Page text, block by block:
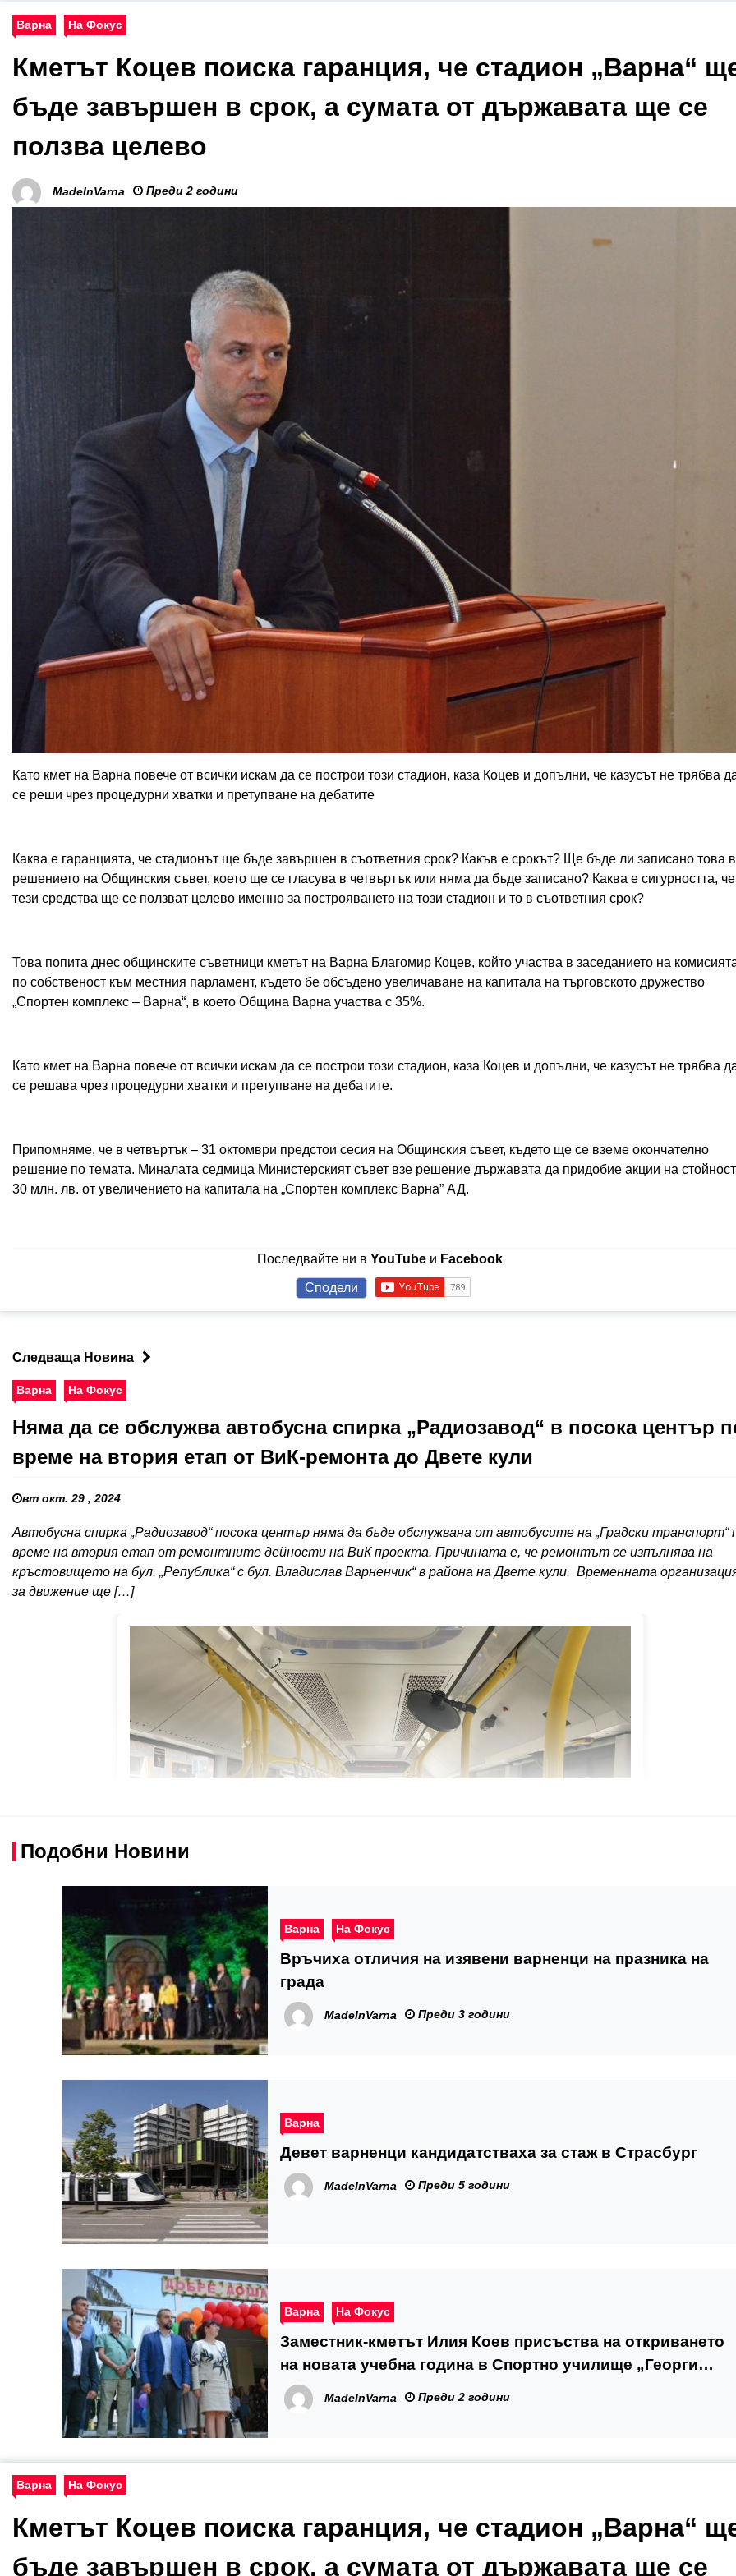
Варна На Фокус
Кметът Коцев поиска гаранция, че стадион „Варна“
бъде завършен в срок, а сумата от държавата ще се
ползва целево
MadeInVarna Преди 2 години
Като кмет на Варна повече от всички искам да се построи този стадион, каза Коцев и допълни, че казусът не трябва
се реши чрез процедурни хватки и претупване на дебатите
Каква е гаранцията, че стадионът ще бъде завършен в съответния срок? Какъв е срокът? Ще бъде ли записано това в
решението на Общинския съвет, което ще се гласува в четвъртък или няма да бъде записано? Каква е сигурността, че
тези средства ще се ползват целево именно за построяването на този стадион и то в съответния срок?
Това попита днес общинските съветници кметът на Варна Благомир Коцев, който участва в заседанието на
по собственост към местния парламент, където бе обсъдено увеличаване на капитала на търговското дружество
„Спортен комплекс – Варна“, в което Община Варна участва с 35%.
Като кмет на Варна повече от всички искам да се построи този стадион, каза Коцев и допълни, че казусът не трябва
се решава чрез процедурни хватки и претупване на дебатите.
Припомняме, че в четвъртък – 31 октомври предстои сесия на Общинския съвет, където ще се вземе окончателно
решение по темата. Миналата седмица Министерският съвет взе решение държавата да придобие акции на стойност
30 млн. лв. от увеличението на капитала на „Спортен комплекс Варна” АД.
Последвайте ни вYouTube и Facebook
Сподели
Следваща Новина
Варна На Фокус
Няма да се обслужва автобусна спирка „Радиозавод“ в посока център
време на втория етап от ВиК-ремонта до Двете кули
вт окт. 29 , 2024
Автобусна спирка „Радиозавод“ посока център няма да бъде обслужвана от автобусите на „Градски транспорт“
време на втория етап от ремонтните дейности на ВиК проекта. Причината е, че ремонтът се изпълнява на
кръстовището на бул. „Република“ с бул. Владислав Варненчик“ в района на Двете кули. Временната
за движение ще […]
Подобни Новини
Варна На Фокус
Връчиха отличия на изявени варненци на празника на
града
MadeInVarna Преди 3 години
Варна
Девет варненци кандидатстваха за стаж в Страсбург
MadeInVarna Преди 5 години
Варна На Фокус
Заместник-кметът Илия Коев присъства на откриването
на новата учебна година в Спортно училище „Георги
Бенковски“
MadeInVarna Преди 2 години
Варна На Фокус
Кметът Коцев поиска гаранция, че стадион „Варна“
бъде завършен в срок, а сумата от държавата ще се